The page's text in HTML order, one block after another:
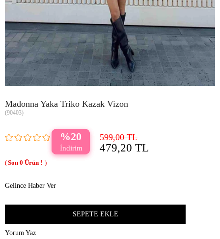
Madonna Yaka Triko Kazak Vizon
(90403)
20 599,00 TL
479,20 TL
0
Gelince Haber Ver
Yorum Yaz